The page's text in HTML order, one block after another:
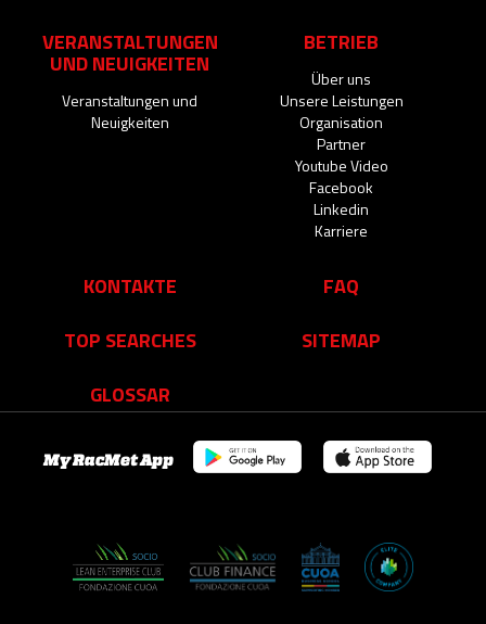
VERANSTALTUNGEN
UND NEUIGKEITEN
Veranstaltungen und
Neuigkeiten
BETRIEB
Über uns
Unsere Leistungen
Organisation
Partner
Youtube Video
Facebook
Linkedin
Karriere
KONTAKTE
FAQ
TOP SEARCHES
SITEMAP
GLOSSAR
My RacMet App